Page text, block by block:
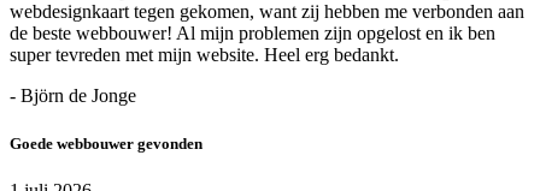
webdesignkaart tegen gekomen, want zij hebben me verbonden aan
de beste webbouwer! Al mijn problemen zijn opgelost en ik ben
super tevreden met mijn website. Heel erg bedankt.
- Björn de Jonge
Goede webbouwer gevonden